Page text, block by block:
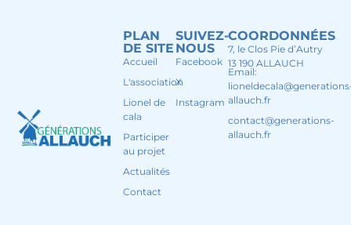
SUIVEZ-
NOUS
Facebook
X
Instagram
PLAN
DE SITE
Accueil
L'association
Lionel de
cala
Participer
au projet
Actualités
Contact
COORDONNÉES
7, le Clos Pie d’Autry
13 190 ALLAUCH
Email:
allauch.fr
contact@generations-
allauch.fr